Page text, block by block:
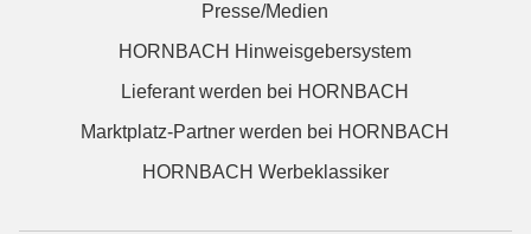
Presse/Medien
HORNBACH Hinweisgebersystem
Lieferant werden bei HORNBACH
Marktplatz-Partner werden bei HORNBACH
HORNBACH Werbeklassiker